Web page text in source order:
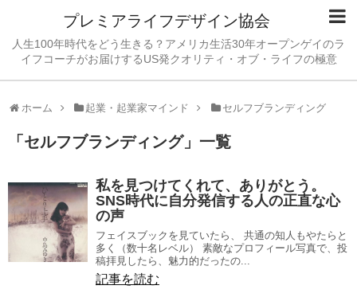
プレミアライフデザイン協会
人生100年時代をどう生きる？アメリカ生活30年オープンゲイのラ
イフコーチがお届けするUS発クオリティ・オブ・ライフの極意
ホーム 起業・起業家マインド セルフブランディング
「 セルフブランディング」 一覧
私を見つけてくれて、ありがとう。
SNS時代に自分発信する人の正直な心
の声
フェイスブックを見ていたら、 共通の知人もやたらと
多く（数十名レベル） 素敵なプロフィール写真で、投
稿拝見したら、魅力的だったの...
記事を読む